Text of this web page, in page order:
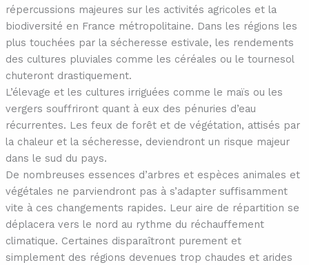
répercussions majeures sur les activités agricoles et la
biodiversité en France métropolitaine. Dans les régions les
plus touchées par la sécheresse estivale, les rendements
des cultures pluviales comme les céréales ou le tournesol
chuteront drastiquement.
L’élevage et les cultures irriguées comme le maïs ou les
vergers souffriront quant à eux des pénuries d’eau
récurrentes. Les feux de forêt et de végétation, attisés par
la chaleur et la sécheresse, deviendront un risque majeur
dans le sud du pays.
De nombreuses essences d’arbres et espèces animales et
végétales ne parviendront pas à s’adapter suffisamment
vite à ces changements rapides. Leur aire de répartition se
déplacera vers le nord au rythme du réchauffement
climatique. Certaines disparaîtront purement et
simplement des régions devenues trop chaudes et arides